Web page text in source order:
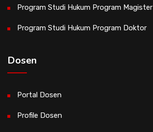
Program Studi Hukum Program Magister
Program Studi Hukum Program Doktor
Dosen
Portal Dosen
Profile Dosen